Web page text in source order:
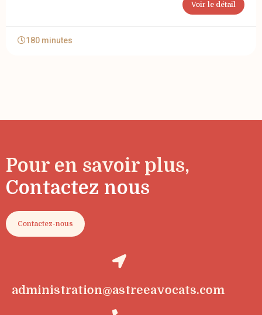
Voir le détail
180 minutes
Pour en savoir plus,
Contactez nous
Contactez-nous
administration@astreeavocats.com